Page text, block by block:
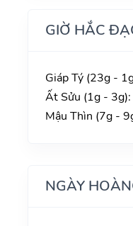
GIỜ HẮC
Giáp Tý (23g -
Ất Sửu (1g - 3g):
Mậu Thìn (7g -
NGÀY